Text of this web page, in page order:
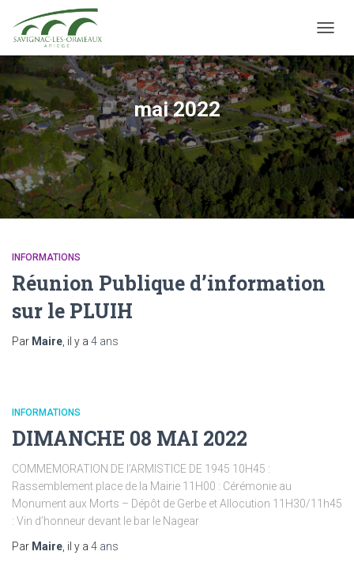
mai 2022
INFORMATIONS
Réunion Publique d’information
sur le PLUIH
Par Maire , il y a 4 ans
INFORMATIONS
DIMANCHE 08 MAI 2022
COMMEMORATION DE l’ARMISTICE DE 1945 10H45 :
Rassemblement place de la Mairie 11H00 : Cérémonie au
Monument aux Morts – Dépôt de Gerbe et Allocution 11H30/11h45
: Vin d’honneur devant le bar le Nagear
Par Maire , il y a 4 ans